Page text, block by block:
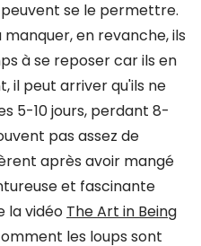
se le permettre.
en revanche, ils
à se reposer car ils en
il peut arriver qu'ils ne
5-10 jours, perdant 8-
pas assez de
après avoir mangé
et fascinante
la vidéo The Art in Being
les loups sont